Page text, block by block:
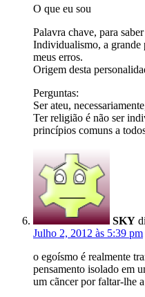
O que eu sou
Palavra chave, para
Individualismo, a grande
meus erros.
Origem desta
Perguntas:
Ser ateu,
Ter religião é não ser
princípios comuns a
SKY
Julho 2, 2012 às 5:39 pm
o egoísmo é realmente
pensamento isolado em
um cãncer por faltar-lhe